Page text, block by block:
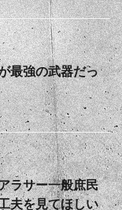
最強の武器だっ
ラサー一般庶民
夫を見てほしい